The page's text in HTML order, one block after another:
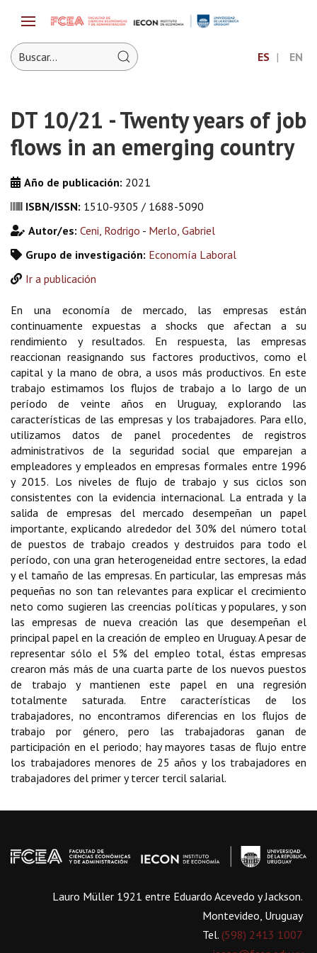
ES EN
DT 10/21 - Twenty years of job
flows in an emerging country
Año de publicación: 2021
ISBN/ISSN: 1510-9305 / 1688-5090
Autor/es: Ceni, Rodrigo - Merlo, Gabriel
Grupo de investigación: Economía Laboral
Ir a publicación
En una economía de mercado, las empresas están
continuamente expuestas a shocks que afectan a su
rendimiento y resultados. En respuesta, las empresas
reaccionan reasignando sus factores productivos, como el
capital y la mano de obra, a usos más productivos. En este
trabajo estimamos los flujos de trabajo a lo largo de un
período de veinte años en Uruguay, explorando las
características de las empresas y los trabajadores. Para ello,
utilizamos datos de panel procedentes de registros
administrativos de la seguridad social que emparejan a
empleadores y empleados en empresas formales entre 1996
y 2015. Los niveles de flujo de trabajo y sus ciclos son
consistentes con la evidencia internacional. La entrada y la
salida de empresas del mercado desempeñan un papel
importante, explicando alrededor del 30% del número total
de puestos de trabajo creados y destruidos para todo el
período, con una gran heterogeneidad entre sectores, la edad
y el tamaño de las empresas. En particular, las empresas más
pequeñas no son tan relevantes para explicar el crecimiento
neto como sugieren las creencias políticas y populares, y son
las empresas de nueva creación las que desempeñan el
principal papel en la creación de empleo en Uruguay. A pesar de
representar sólo el 5% del empleo total, éstas empresas
crearon más más de una cuarta parte de los nuevos puestos
de trabajo y mantienen este papel en una regresión
totalmente saturada. Entre características de los
trabajadores, no encontramos diferencias en los flujos de
trabajo por género, pero las trabajadoras ganan de
participación en el periodo; hay mayores tasas de flujo entre
los trabajadores menores de 25 años y los trabajadores en
trabajadores del primer y tercer tercil salarial.
Lauro Müller 1921 entre Eduardo Acevedo y Jackson.
Montevideo, Uruguay
Tel. (598) 2413 1007